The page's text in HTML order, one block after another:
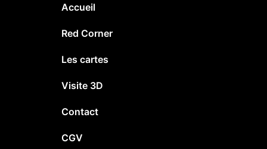
Accueil
Red Corner
Les cartes
Visite 3D
Contact
CGV